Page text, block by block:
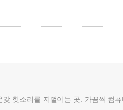
헛소리를 지껄이는 곳. 가끔씩 컴